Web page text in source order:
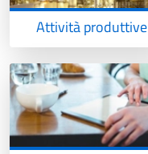
Attività produttive